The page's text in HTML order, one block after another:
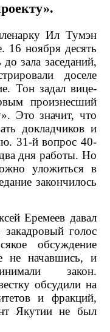
Ил Тумэн
16 ноября десять
зала заседаний,
доселе
Тон задал вице-
произнесший
Это значит, что
докладчиков и
31-й вопрос 40-
дня работы. Но
уложиться в
закончилось
Еремеев давал
голос
обсуждение
не начавшись, и
закон.
обсудили на
и фракций,
Якутии не был